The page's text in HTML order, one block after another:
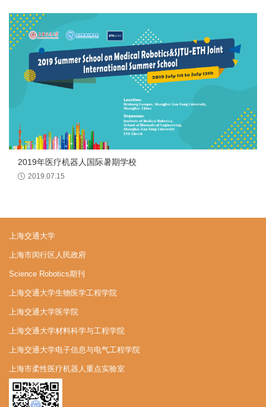
2019年医疗机器人国际暑期学校
2019.07.15
上海交通大学
上海市闵行区人民政府
Science Robotics期刊
上海交通大学生物医学工程学院
上海交通大学医学院
上海交通大学材料科学与工程学院
上海交通大学电子信息与电气工程学院
上海市柔性医疗机器人重点实验室